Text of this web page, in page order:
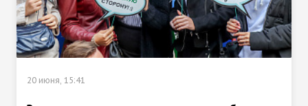
20 июня, 15:41